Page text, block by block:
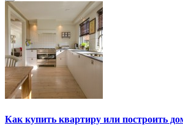
Как купить квартиру или построить